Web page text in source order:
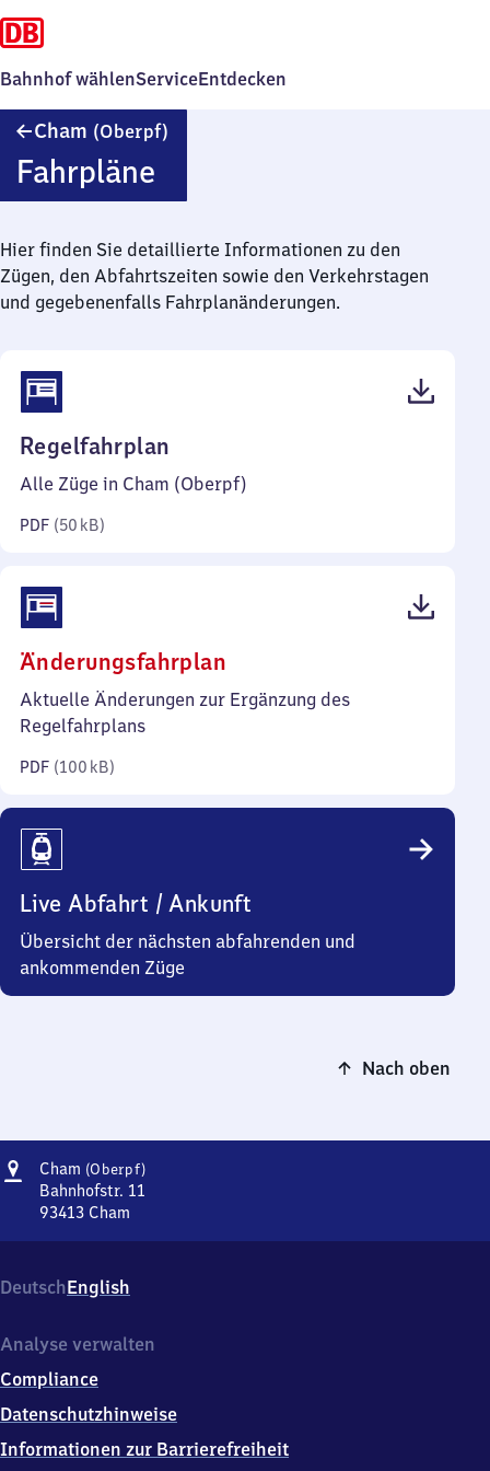
Bahnhof wählenServiceEntdecken
Cham (Oberpf)
Fahrpläne
Hier finden Sie detaillierte Informationen zu den
Zügen, den Abfahrtszeiten sowie den Verkehrstagen
und gegebenenfalls Fahrplanänderungen.
Regelfahrplan
50
Alle Züge in Cham (Oberpf)
PDF (50 kB)
Änderungsfahrplan
100
Aktuelle Änderungen zur Ergänzung des
Regelfahrplans
PDF (100 kB)
Live Abfahrt / Ankunft
Übersicht der nächsten abfahrenden und
ankommenden Züge
Nach oben
Adresse
Cham (Oberpf)Cham
Bahnhofstr. 11
93413 Cham
Bahnhofstr.
11,
3
1
3
DeutschEnglish
Analyse verwalten
Compliance
Datenschutzhinweise
Informationen zur Barrierefreiheit